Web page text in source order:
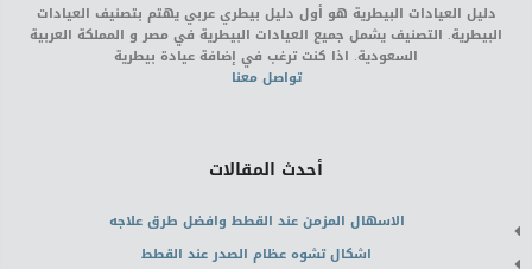
دليل العيادات البيطرية هو أول دليل بيطري عربي يهتم بتصنيف العيادات
البيطرية. التصنيف يشمل جميع العيادات البيطرية في مصر و المملكة العربية
السعودية. اذا كنت ترغب في إضافة عيادة بيطرية
تواصل معنا
أحدث المقالات
الاسهال المزمن عند القطط وافضل طرق علاجه
اشكال تشوه عظام الصدر عند القطط